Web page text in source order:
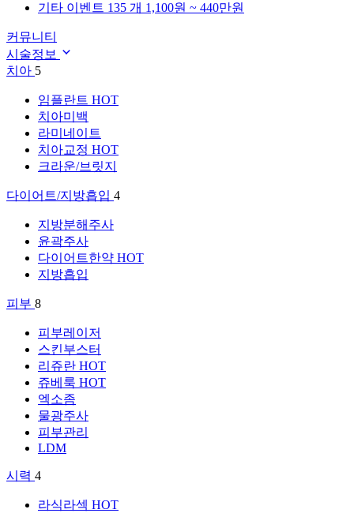
기타 이벤트 135 개 1,100원 ~ 440만원
커뮤니티
시술정보
치아 5
임플란트 HOT
치아미백
라미네이트
치아교정 HOT
크라운/브릿지
다이어트/지방흡입 4
지방분해주사
윤곽주사
다이어트한약 HOT
지방흡입
피부 8
피부레이저
스킨부스터
리쥬란 HOT
쥬베룩 HOT
엑소좀
물광주사
피부관리
LDM
시력 4
라식라섹 HOT